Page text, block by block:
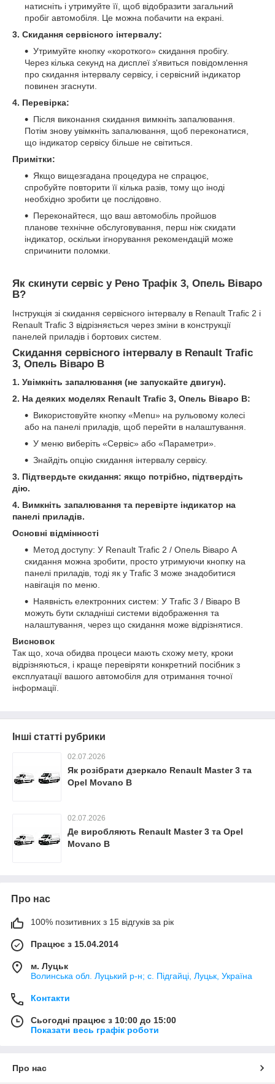
натисніть і утримуйте її, щоб відобразити загальний
пробіг автомобіля. Це можна побачити на екрані.
3. Скидання сервісного інтервалу:
Утримуйте кнопку «короткого» скидання пробігу.
Через кілька секунд на дисплеї з'явиться повідомлення
про скидання інтервалу сервісу, і сервісний індикатор
повинен згаснути.
4. Перевірка:
Після виконання скидання вимкніть запалювання.
Потім знову увімкніть запалювання, щоб переконатися,
що індикатор сервісу більше не світиться.
Примітки:
Якщо вищезгадана процедура не спрацює,
спробуйте повторити її кілька разів, тому що іноді
необхідно зробити це послідовно.
Переконайтеся, що ваш автомобіль пройшов
планове технічне обслуговування, перш ніж скидати
індикатор, оскільки ігнорування рекомендацій може
спричинити поломки.
Як скинути сервіс у Рено Трафік 3, Опель Віваро
B?
Інструкція зі скидання сервісного інтервалу в Renault Trafic 2 і
Renault Trafic 3 відрізняється через зміни в конструкції
панелей приладів і бортових систем.
Скидання сервісного інтервалу в Renault Trafic
3, Опель Віваро B
1. Увімкніть запалювання (не запускайте двигун).
2. На деяких моделях Renault Trafic 3, Опель Віваро B:
Використовуйте кнопку «Menu» на рульовому колесі
або на панелі приладів, щоб перейти в налаштування.
У меню виберіть «Сервіс» або «Параметри».
Знайдіть опцію скидання інтервалу сервісу.
3. Підтвердьте скидання: якщо потрібно, підтвердіть
дію.
4. Вимкніть запалювання та перевірте індикатор на
панелі приладів.
Основні відмінності
Метод доступу: У Renault Trafic 2 / Опель Віваро A
скидання можна зробити, просто утримуючи кнопку на
панелі приладів, тоді як у Trafic 3 може знадобитися
навігація по меню.
Наявність електронних систем: У Trafic 3 / Віваро B
можуть бути складніші системи відображення та
налаштування, через що скидання може відрізнятися.
Висновок
Так що, хоча обидва процеси мають схожу мету, кроки
відрізняються, і краще перевіряти конкретний посібник з
експлуатації вашого автомобіля для отримання точної
інформації.
Інші статті рубрики
02.07.2026
Як розібрати дзеркало Renault Master 3 та
Opel Movano B
02.07.2026
Де виробляють Renault Master 3 та Opel
Movano B
Про нас
100% позитивних з 15 відгуків за рік
Працює з 15.04.2014
м. Луцьк
Волинська обл. Луцький р-н; с. Підгайці, Луцьк, Україна
Контакти
Сьогодні працює з 10:00 до 15:00
Показати весь графік роботи
Про нас